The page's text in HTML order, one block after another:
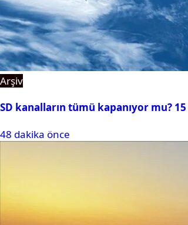
Arşiv
SD kanalların tümü kapanıyor mu?
48 dakika önce